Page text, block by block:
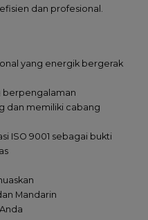
dan profesional.
yang energik bergerak
berpengalaman
dan memiliki cabang
ISO 9001 sebagai bukti
Mandarin